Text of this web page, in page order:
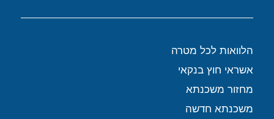
הלוואות לכל מטרה
אשראי חוץ בנקאי
מחזור משכנתא
משכנתא חדשה